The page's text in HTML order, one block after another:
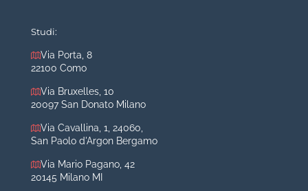
Rinoplastica
Medicina estetica Milano
Acido ialuronico viso
Aumento labbra
Filler
Studi:
Via Porta, 8
22100 Como
Via Bruxelles, 10
20097 San Donato Milano
Via Cavallina, 1, 24060,
San Paolo d'Argon Bergamo
Via Mario Pagano, 42
20145 Milano MI